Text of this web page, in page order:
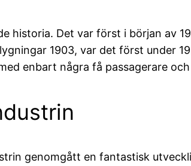
historia. Det var först i början av
1903, var det först under
enbart några få passagerare
genomgått en fantastisk